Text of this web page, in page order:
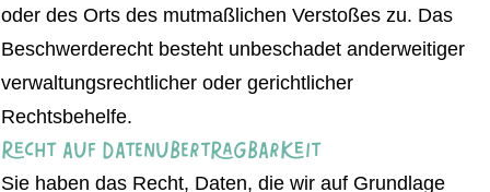
oder des Orts des mutmaßlichen Verstoßes zu. Das
Beschwerderecht besteht unbeschadet anderweitiger
verwaltungsrechtlicher oder gerichtlicher
Rechtsbehelfe.
Recht auf Daten­übertrag­barkeit
Sie haben das Recht, Daten, die wir auf Grundlage